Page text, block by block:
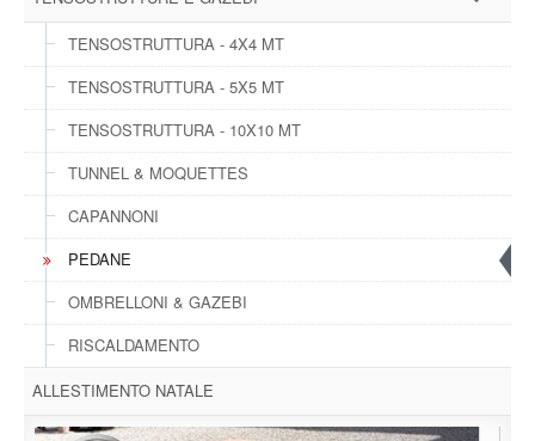
TENSOSTRUTTURA - 4X4 MT
TENSOSTRUTTURA - 5X5 MT
TENSOSTRUTTURA - 10X10 MT
TUNNEL & MOQUETTES
CAPANNONI
PEDANE
OMBRELLONI & GAZEBI
RISCALDAMENTO
ALLESTIMENTO NATALE